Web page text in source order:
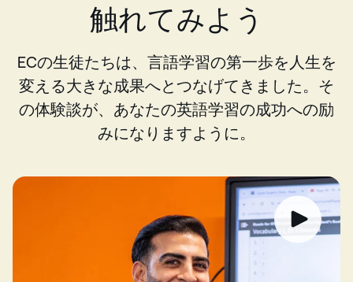
触れてみよう
ECの生徒たちは、言語学習の第一歩を人生を
変える大きな成果へとつなげてきました。そ
の体験談が、あなたの英語学習の成功への励
みになりますように。